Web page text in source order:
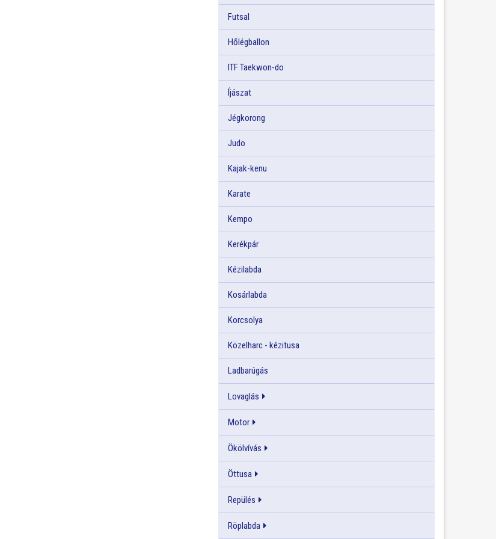
Futsal
Hőlégballon
ITF Taekwon-do
Íjászat
Jégkorong
Judo
Kajak-kenu
Karate
Kempo
Kerékpár
Kézilabda
Kosárlabda
Korcsolya
Közelharc - kézitusa
Ladbarúgás
Lovaglás
Motor
Ökölvívás
Öttusa
Repülés
Röplabda